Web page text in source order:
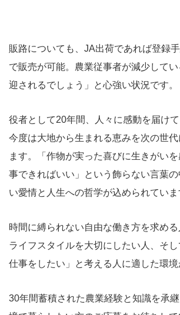
販路についても、JA出荷であれば登録
で販売が可能。農業従事者が減少して
迎されるでしょう」と心強い状況です。
役者として20年間、人々に感動を届けて
今度は大地から生まれる恵みを次の世
ます。「作物が実った喜びに生きがい
事できればいい」という飾らない言葉
い愛情と人生への哲学が込められていま
時間に縛られない自由な働き方を求め
ライフスタイルを大切にしたい人、そし
仕事をしたい」と考える人に適した環境
30年間蓄積された農業経験と知識を承